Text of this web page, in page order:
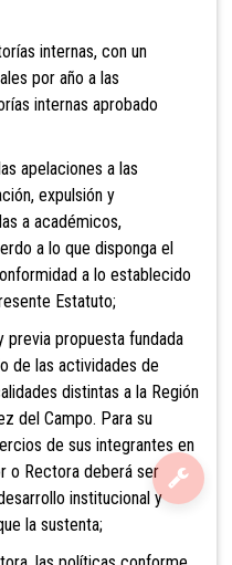
internas, con un
por año a las
internas aprobado
apelaciones a las
expulsión y
a académicos,
a lo que disponga el
a lo establecido
Estatuto;
propuesta fundada
de las actividades de
distintas a la Región
del Campo. Para su
de sus integrantes en
o Rectora deberá ser
institucional y
la sustenta;